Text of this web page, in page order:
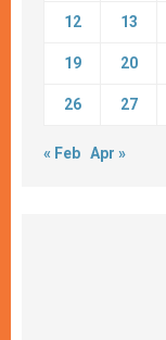
12 13
19 20
26 27
« Feb Apr »